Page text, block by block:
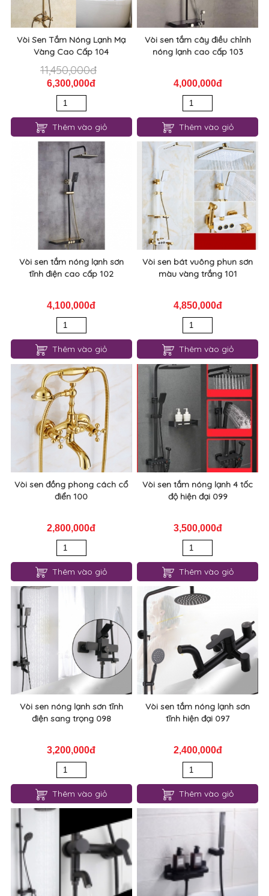
Vòi Sen Tắm Nóng Lạnh Mạ
Vàng Cao Cấp 104
11,450,000đ
6,300,000đ
Thêm vào giỏ
Vòi sen tắm cây điều chỉnh
nóng lạnh cao cấp 103
4,000,000đ
Thêm vào giỏ
Vòi sen tắm nóng lạnh sơn
tĩnh điện cao cấp 102
4,100,000đ
Thêm vào giỏ
Vòi sen bát vuông phun sơn
màu vàng trắng 101
4,850,000đ
Thêm vào giỏ
Vòi sen đồng phong cách cổ
điển 100
2,800,000đ
Thêm vào giỏ
Vòi sen tắm nóng lạnh 4 tốc
độ hiện đại 099
3,500,000đ
Thêm vào giỏ
Vòi sen nóng lạnh sơn tĩnh
điện sang trọng 098
3,200,000đ
Thêm vào giỏ
Vòi sen tắm nóng lạnh sơn
tĩnh hiện đại 097
2,400,000đ
Thêm vào giỏ